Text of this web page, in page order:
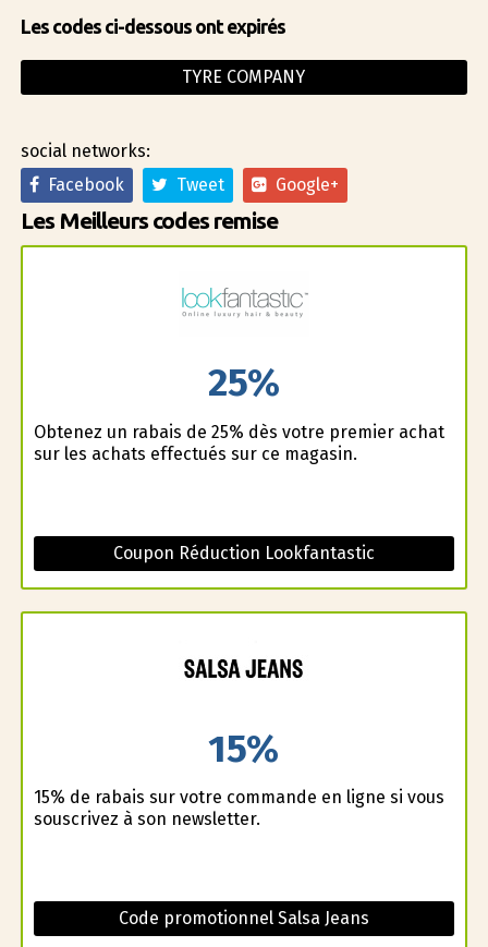
Les codes ci-dessous ont expirés
TYRE COMPANY
social networks:
Facebook
Tweet Google+
Les Meilleurs codes remise
25%
Obtenez un rabais de 25% dès votre premier achat
sur les achats effectués sur ce magasin.
Coupon Réduction Lookfantastic
15%
15% de rabais sur votre commande en ligne si vous
souscrivez à son newsletter.
Code promotionnel Salsa Jeans